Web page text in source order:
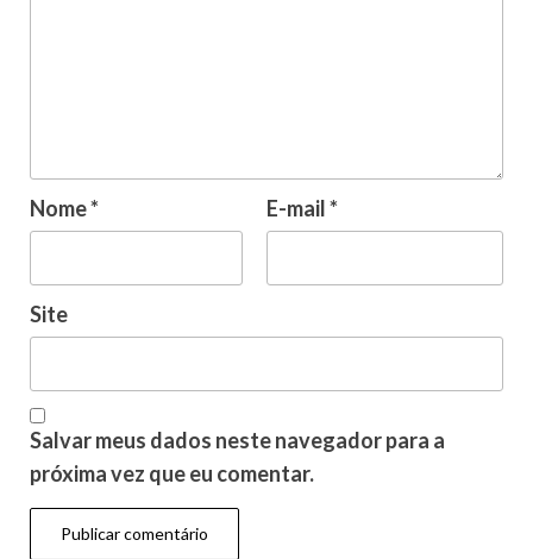
Nome* E-mail*
Site
Salvar meus dados neste navegador para a
próxima vez que eu comentar.